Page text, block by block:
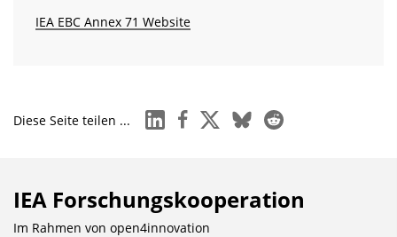
IEA EBC Annex 71 Website
Diese Seite teilen ... linkedinfacebook
x blueskyreddit
IEA Forschungs­kooperation
Im Rahmen von open4innovation